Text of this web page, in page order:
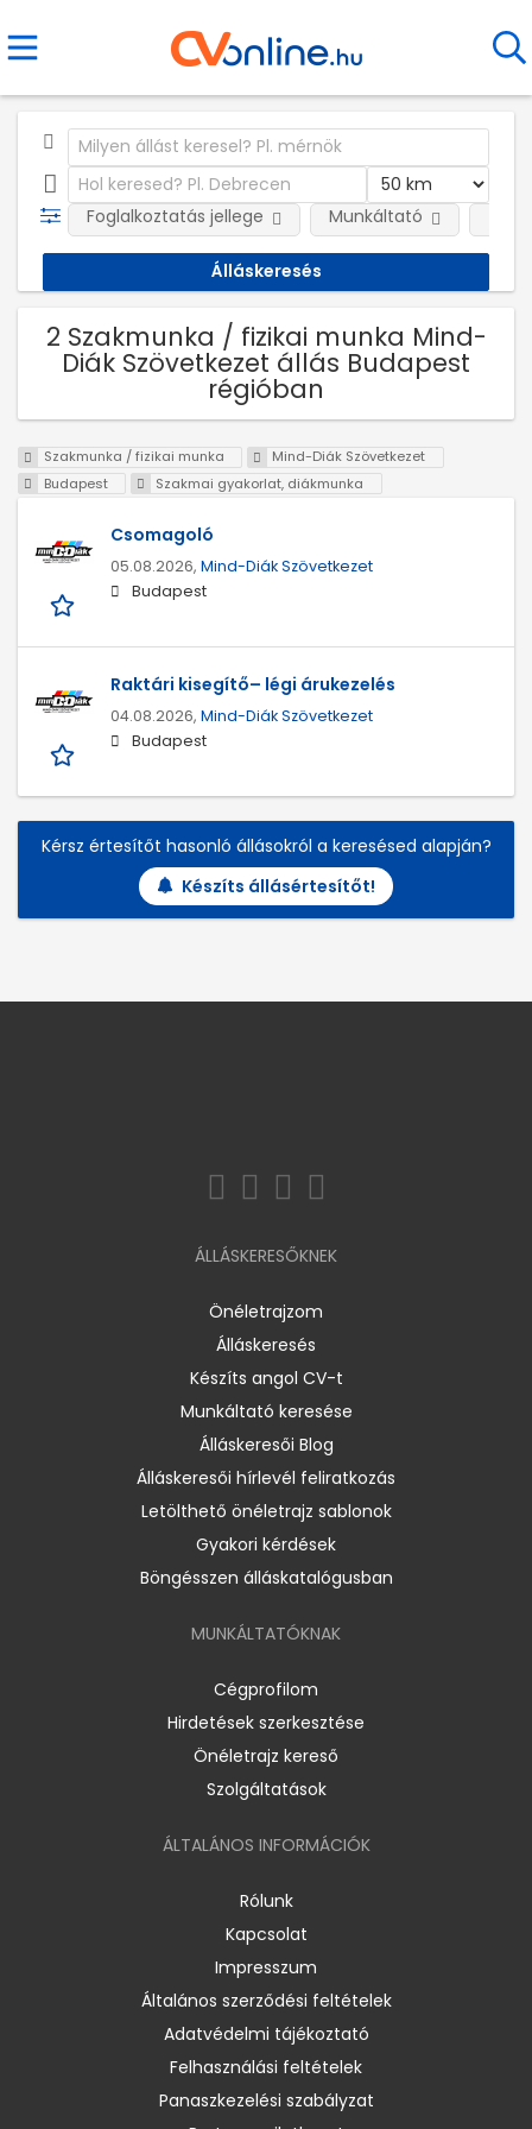
Foglalkoztatás jellege Munkáltató
2 Szakmunka / fizikai munka Mind-
Diák Szövetkezet állás Budapest
régióban
Szakmunka / fizikai munka
Mind-Diák Szövetkezet
Budapest
Szakmai gyakorlat, diákmunka
Csomagoló
05.08.2026, Mind-Diák Szövetkezet
Budapest
Raktári kisegítő– légi árukezelés
04.08.2026, Mind-Diák Szövetkezet
Budapest
Kérsz értesítőt hasonló állásokról a keresésed alapján?
Készíts állásértesítőt!
ÁLLÁSKERESŐKNEK
Önéletrajzom
Álláskeresés
Készíts angol CV-t
Munkáltató keresése
Álláskeresői Blog
Álláskeresői hírlevél feliratkozás
Letölthető önéletrajz sablonok
Gyakori kérdések
Böngésszen álláskatalógusban
MUNKÁLTATÓKNAK
Cégprofilom
Hirdetések szerkesztése
Önéletrajz kereső
Szolgáltatások
ÁLTALÁNOS INFORMÁCIÓK
Rólunk
Kapcsolat
Impresszum
Általános szerződési feltételek
Adatvédelmi tájékoztató
Felhasználási feltételek
Panaszkezelési szabályzat